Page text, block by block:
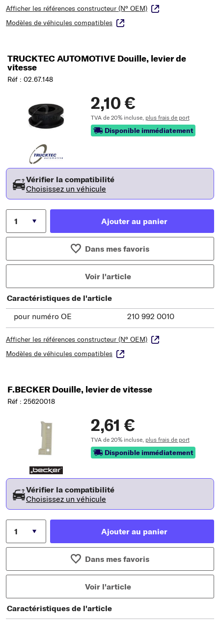
Afficher les références constructeur (N° OEM)
Modèles de véhicules compatibles
TRUCKTEC AUTOMOTIVE Douille, levier de
vitesse
Réf : 02.67.148
2,10 €
TVA de 20% incluse, plus frais de port
Disponible immédiatement
Vérifier la compatibilité
Choisissez un véhicule
Ajouter au panier
Dans mes favoris
Voir l'article
Caractéristiques de l'article
pour numéro OE
210 992 0010
Afficher les références constructeur (N° OEM)
Modèles de véhicules compatibles
F.BECKER Douille, levier de vitesse
Réf : 25620018
2,61 €
TVA de 20% incluse, plus frais de port
Disponible immédiatement
Vérifier la compatibilité
Choisissez un véhicule
Ajouter au panier
Dans mes favoris
Voir l'article
Caractéristiques de l'article